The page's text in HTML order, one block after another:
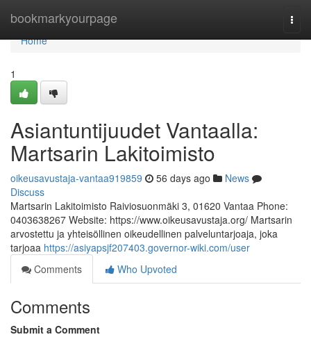
bookmarkyourpage
Home
Home
1
Asiantuntijuudet Vantaalla:
Martsarin Lakitoimisto
oikeusavustaja-vantaa919859 56 days ago
News
Discuss
Martsarin Lakitoimisto Raiviosuonmäki 3, 01620 Vantaa Phone:
0403638267 Website: https://www.oikeusavustaja.org/ Martsarin
arvostettu ja yhteisöllinen oikeudellinen palveluntarjoaja, joka
tarjoaa https://asiyapsjf207403.governor-wiki.com/user
Comments
Who Upvoted
Comments
Submit a Comment